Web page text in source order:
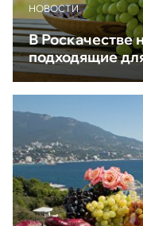
НОВОСТИ
В Роскачестве
подходящие